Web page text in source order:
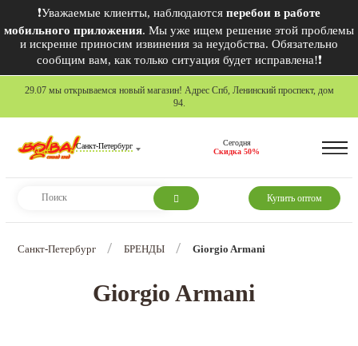
❗Уважаемые клиенты, наблюдаются перебои в работе
мобильного приложения. Мы уже ищем решение этой проблемы
и искренне приносим извинения за неудобства. Обязательно
сообщим вам, как только ситуация будет исправлена!❗
29.07 мы открываемся новый магазин! Адрес Спб, Ленинский проспект, дом
94.
Санкт-Петербург
Сегодня
Скидка 50%
Купить оптом
Санкт-Петербург / БРЕНДЫ / Giorgio Armani
Giorgio Armani